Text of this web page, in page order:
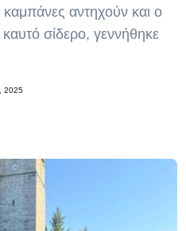
αντηχούν και ο
σίδερο, γεννήθηκε
2025